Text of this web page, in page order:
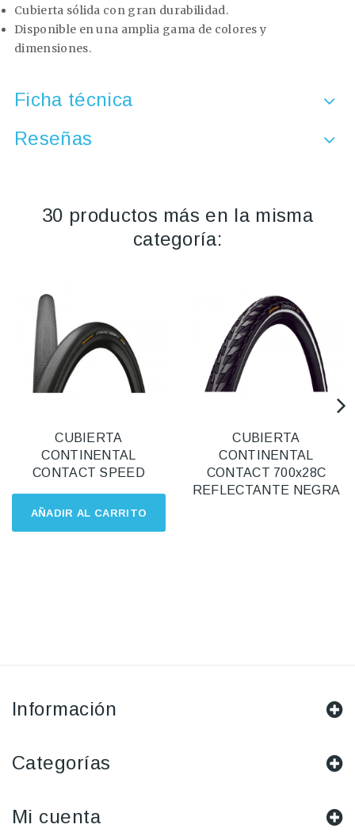
Cubierta sólida con gran durabilidad.
Disponible en una amplia gama de colores y
dimensiones.
Ficha técnica
Reseñas
30 productos más en la misma
categoría:
AÑADIR AL CARRITO
CUBIERTA
CONTINENTAL
CONTACT SPEED
CUBIERTA
CONTINENTAL
CONTACT 700x28C
REFLECTANTE NEGRA
Información
Categorías
Mi cuenta